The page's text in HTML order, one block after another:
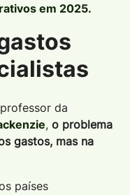
em 2025.
da
, o problema
gastos, mas na
países